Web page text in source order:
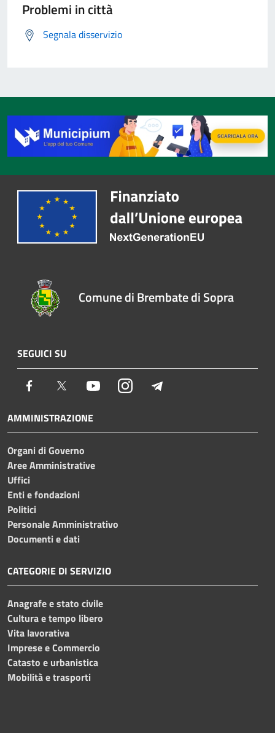
Problemi in città
Segnala disservizio
Comune di Brembate di Sopra
SEGUICI SU
Facebook Twitter YoutubeInstagram
AMMINISTRAZIONE
Organi di Governo
Aree Amministrative
Uffici
Enti e fondazioni
Politici
Personale Amministrativo
Documenti e dati
CATEGORIE DI SERVIZIO
Anagrafe e stato civile
Cultura e tempo libero
Vita lavorativa
Imprese e Commercio
Catasto e urbanistica
Mobilità e trasporti